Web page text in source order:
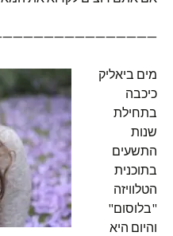
מים ביאליק
כיכבה
בתחילת
שנות
התשעים
בתוכנית
הטלוויזה
"בלוסום"
והיום היא